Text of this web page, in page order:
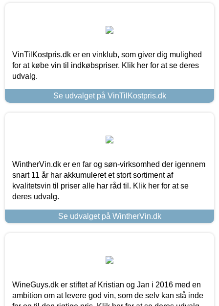
VinTilKostpris.dk er en vinklub, som giver dig mulighed
for at købe vin til indkøbspriser. Klik her for at se deres
udvalg.
Se udvalget på VinTilKostpris.dk
WintherVin.dk er en far og søn-virksomhed der igennem
snart 11 år har akkumuleret et stort sortiment af
kvalitetsvin til priser alle har råd til. Klik her for at se
deres udvalg.
Se udvalget på WintherVin.dk
WineGuys.dk er stiftet af Kristian og Jan i 2016 med en
ambition om at levere god vin, som de selv kan stå inde